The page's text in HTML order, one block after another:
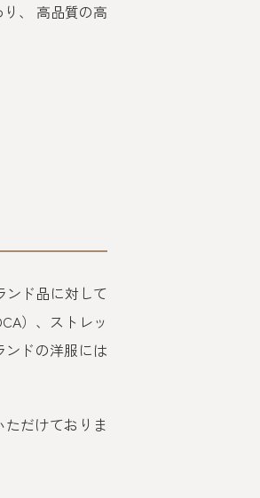
、 高品質の高
ンド品に対して
）、ストレッ
ドの洋服には
だけておりま